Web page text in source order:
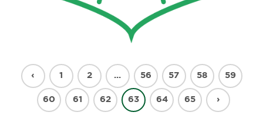
‹ 1 2 ... 56 57 58 59
60 61 62 63 64 65 ›